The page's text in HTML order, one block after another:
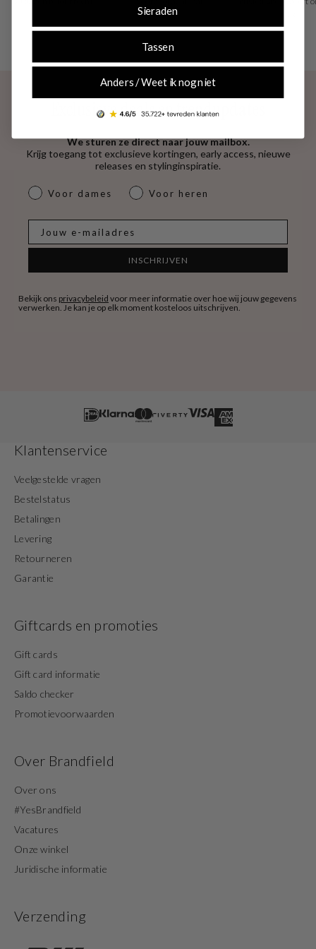
Exclusieve deals en trendupdates
We sturen ze direct naar jouw mailbox.
Krijg toegang tot exclusieve kortingen, early access, nieuwe
releases en stylinginspiratie.
dames & heren
Voor dames Voor heren
INSCHRIJVEN
Bekijk ons privacybeleid voor meer informatie over hoe wij jouw gegevens
verwerken. Je kan je op elk moment kosteloos uitschrijven.
Klantenservice
Veelgestelde vragen
Bestelstatus
Betalingen
Levering
Retourneren
Garantie
Giftcards en promoties
Gift cards
Gift card informatie
Saldo checker
Promotievoorwaarden
Over Brandfield
Over ons
#YesBrandfield
Vacatures
Onze winkel
Juridische informatie
Verzending
Sieraden
Tassen
Anders / Weet ik nog niet